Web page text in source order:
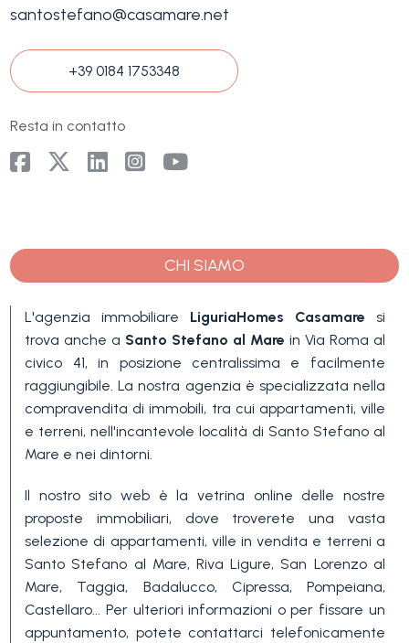
santostefano@casamare.net
+39 0184 1753348
Resta in contatto
CHI SIAMO
L'agenzia immobiliare LiguriaHomes Casamare si
trova anche a Santo Stefano al Mare in Via Roma al
civico 41, in posizione centralissima e facilmente
raggiungibile. La nostra agenzia è specializzata nella
compravendita di immobili, tra cui appartamenti, ville
e terreni, nell'incantevole località di Santo Stefano al
Mare e nei dintorni.
Il nostro sito web è la vetrina online delle nostre
proposte immobiliari, dove troverete una vasta
selezione di appartamenti, ville in vendita e terreni a
Santo Stefano al Mare, Riva Ligure, San Lorenzo al
Mare, Taggia, Badalucco, Cipressa, Pompeiana,
Castellaro... Per ulteriori informazioni o per fissare un
appuntamento, potete contattarci telefonicamente
(0)
Terreni
Prezzo
Camere
minime
Qualsiasi
1
2
3+
Altre